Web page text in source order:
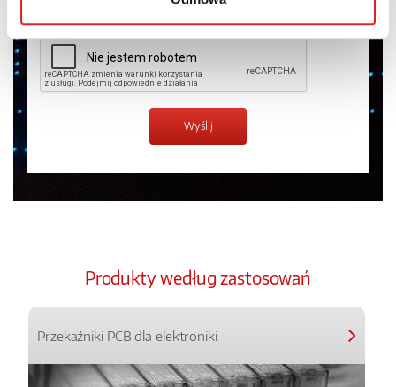
Produkty według zastosowań
Przekaźniki PCB dla elektroniki